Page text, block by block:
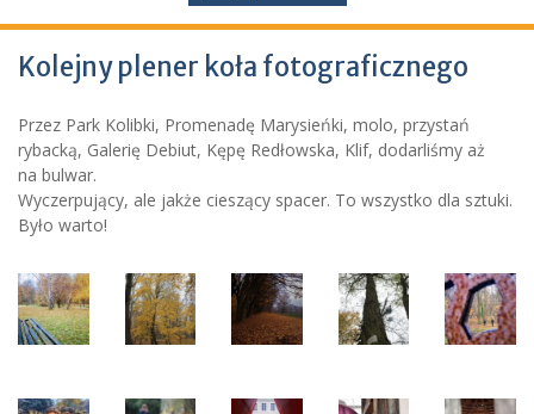
Kolejny plener koła fotograficznego
Przez Park Kolibki, Promenadę Marysieńki, molo, przystań
rybacką, Galerię Debiut, Kępę Redłowska, Klif, dodarliśmy aż
na bulwar.
Wyczerpujący, ale jakże cieszący spacer. To wszystko dla sztuki.
Było warto!